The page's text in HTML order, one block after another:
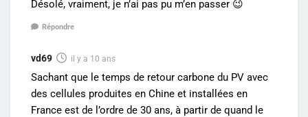
Désolé, vraiment, je n’ai pas pu m’en passer 😉
Répondre
vd69 il y a 10 ans
Sachant que le temps de retour carbone du PV avec
des cellules produites en Chine et installées en
France est de l’ordre de 30 ans, à partir de quand le